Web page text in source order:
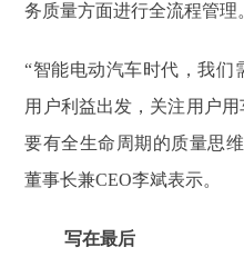
务质量方面进行全流程管理
“智能电动汽车时代，我们
用户利益出发，关注用户
要有全生命周期的质量思
董事长兼CEO李斌表示。
写在最后